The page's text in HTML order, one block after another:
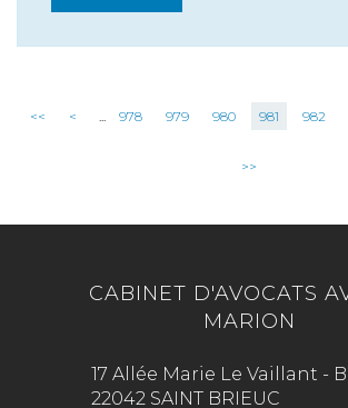
<< < ... 978 979 980 981 982
>>
CABINET D'AVOCATS
MARION
17 Allée Marie Le Vaillant -
22042 SAINT BRIEUC